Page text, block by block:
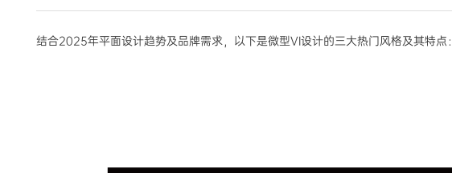
结合2025年平面设计趋势及品牌需求，以下是微型VI设计的三大热门风格及其特点：